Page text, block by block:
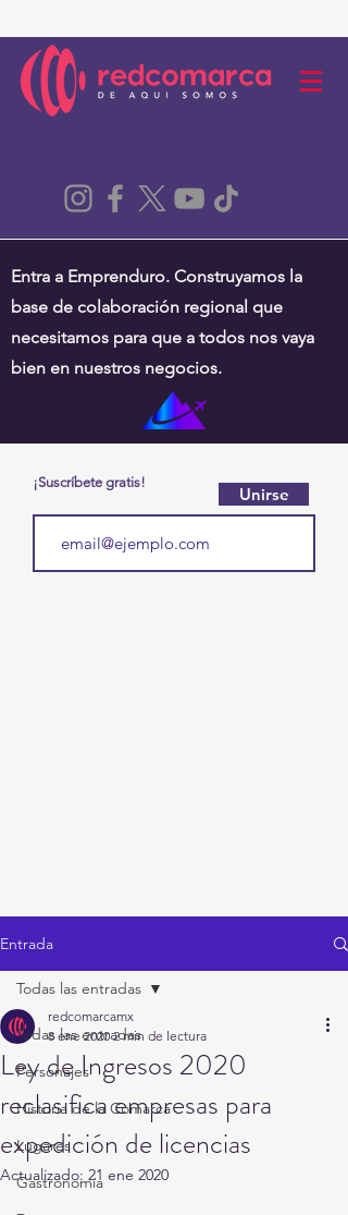
Entra a Emprenduro. Construyamos la
base de colaboración regional que
necesitamos para que a todos nos vaya
bien en nuestros negocios.
¡Suscríbete gratis!
Unirse
Entrada
Todas las entradas
Personajes
Historia de la Comarca
Lugares
Gastronomía
Todas las entradas
Ley de Ingresos 2020
reclasifica empresas para
expedición de licencias
redcomarcamx
8 ene 2020 2 min de lectura
Actualizado: 21 ene 2020